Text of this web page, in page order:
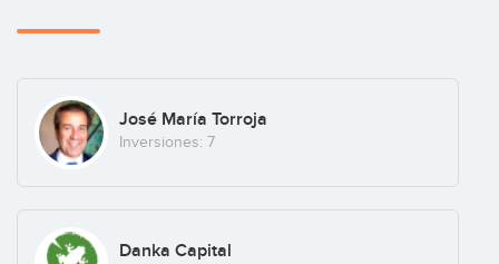
Engagement (+11)
Smartcities (+16)
José María Torroja
Inversiones: 7
Danka Capital